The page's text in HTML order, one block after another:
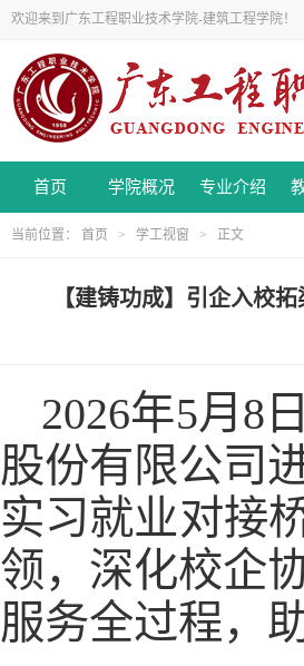
欢迎来到广东工程职业技术学院-建筑工程学院！
首页 学院概况 专业介绍
当前位置： 首页 > 学工视窗 > 正文
【建铸功成】引企入校
2026年5月8
股份有限公司
实习就业对接
领，深化校企
服务全过程，